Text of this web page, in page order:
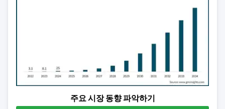
주요 시장 동향 파악하기